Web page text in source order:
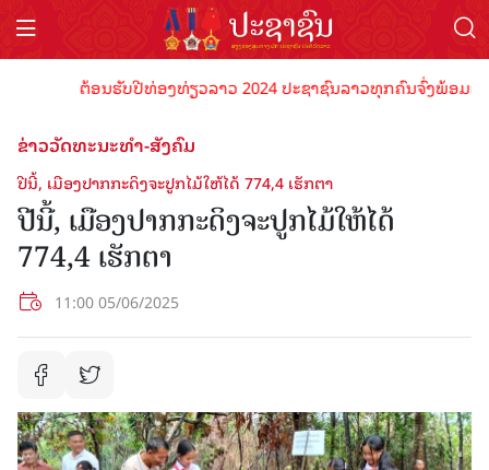
ຕ້ອນຮັບປີທ່ອງທ່ຽວລາວ 2024 ປະຊາຊົນລາວທຸກຄົນຈົ່ງພ້ອມເ
ຂ່າວວັດທະນະທຳ-ສັງຄົມ
ປີນີ້, ເມືອງປາກກະດິງຈະປູກໄມ້ໃຫ້ໄດ້ 774,4 ເຮັກຕາ
ປີນີ້, ເມືອງປາກກະດິງຈະປູກໄມ້ໃຫ້ໄດ້
774,4 ເຮັກຕາ
11:00 05/06/2025